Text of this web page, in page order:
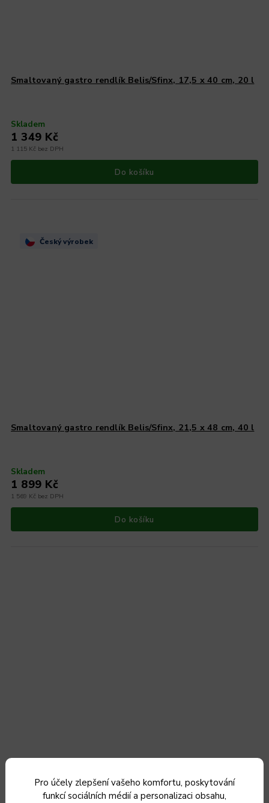
Pro účely zlepšení vašeho komfortu, poskytování
funkcí sociálních médií a personalizaci obsahu,
Smaltovaný gastro rendlík Belis/Sfinx, 17,5 x 40 cm, 20 l
Skladem
1 115 Kč bez DPH
1 349 Kč
Do košíku
Český výrobek
Smaltovaný gastro rendlík Belis/Sfinx, 21,5 x 48 cm, 40 l
Skladem
1 569 Kč bez DPH
1 899 Kč
Do košíku
Smaltovaný gastro hrnec Belis/Sfinx, 26,5 x 40 cm, 30 l